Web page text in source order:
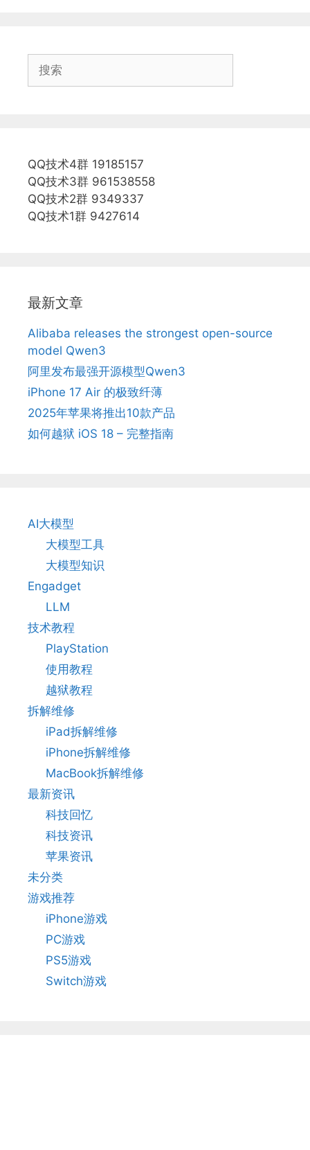
QQ技术4群 19185157
QQ技术3群 961538558
QQ技术2群 9349337
QQ技术1群 9427614
最新文章
Alibaba releases the strongest open-source
model Qwen3
阿里发布最强开源模型Qwen3
iPhone 17 Air 的极致纤薄
2025年苹果将推出10款产品
如何越狱 iOS 18 – 完整指南
AI大模型
大模型工具
大模型知识
Engadget
LLM
技术教程
PlayStation
使用教程
越狱教程
拆解维修
iPad拆解维修
iPhone拆解维修
MacBook拆解维修
最新资讯
科技回忆
科技资讯
苹果资讯
未分类
游戏推荐
iPhone游戏
PC游戏
PS5游戏
Switch游戏